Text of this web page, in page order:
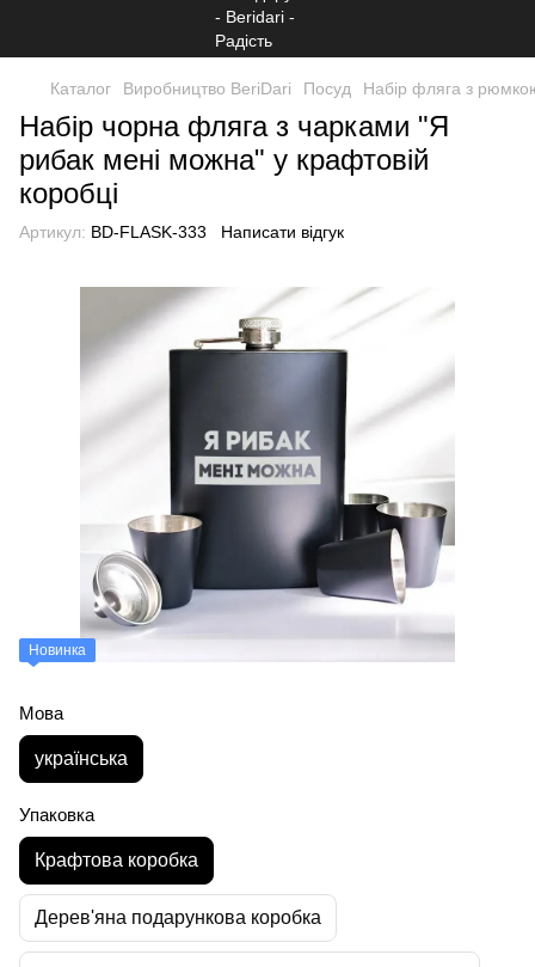
Каталог Виробництво BeriDari Посуд Набір фляга з
Набір чорна фляга з чарками "Я
рибак мені можна" у крафтовій
коробці
Артикул: BD-FLASK-333 Написати відгук
Новинка
Мова
українська
Упаковка
Крафтова коробка
Дерев'яна подарункова коробка